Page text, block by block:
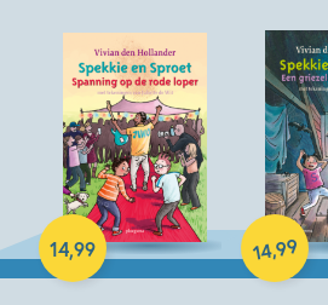
14,99
Hardcover
14,99
Hardcover